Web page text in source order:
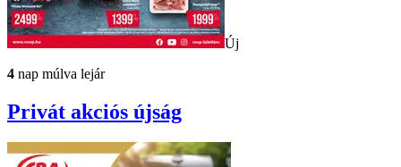
Új
4 nap múlva lejár
Privát akciós újság